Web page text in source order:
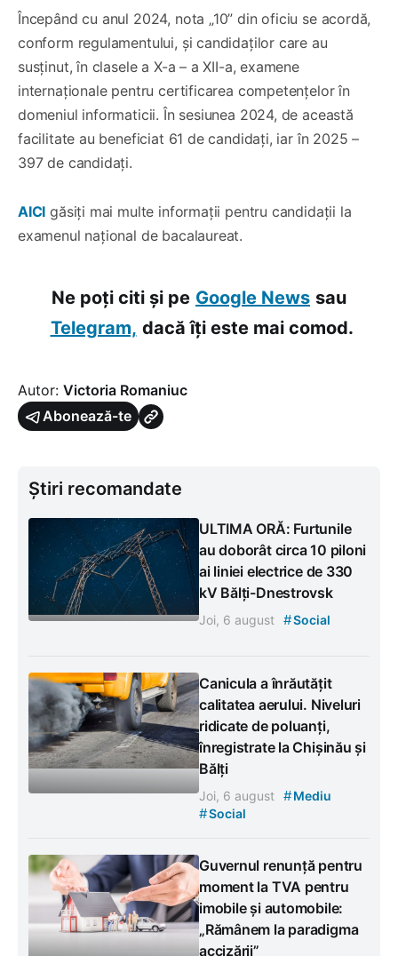
Începând cu anul 2024, nota „10” din oficiu se acordă,
conform regulamentului, și candidaților care au
susținut, în clasele a X-a – a XII-a, examene
internaționale pentru certificarea competențelor în
domeniul informaticii. În sesiunea 2024, de această
facilitate au beneficiat 61 de candidați, iar în 2025 –
397 de candidați.
AICI găsiți mai multe informații pentru candidații la
examenul naţional de bacalaureat.
Ne poți citi și pe Google News sau
Telegram, dacă îți este mai comod.
Autor: Victoria Romaniuc
Abonează-te
Știri recomandate
ULTIMA ORĂ: Furtunile
au doborât circa 10 piloni
ai liniei electrice de 330
kV Bălți-Dnestrovsk
Joi, 6 august #Social
Canicula a înrăutățit
calitatea aerului. Niveluri
ridicate de poluanți,
înregistrate la Chișinău și
Bălți
Joi, 6 august #Mediu
#Social
Guvernul renunță pentru
moment la TVA pentru
imobile și automobile:
„Rămânem la paradigma
accizării”